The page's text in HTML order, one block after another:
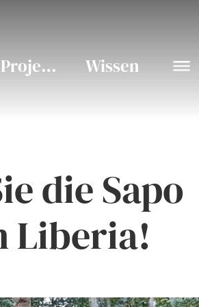
Projekte Wissen
die Sapo
Liberia!